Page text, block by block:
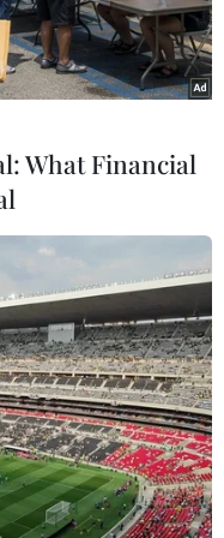
Kuk phát biểu tại
14/10/2019. (Nguồn:
Moon Jae-in
ra mâu thuẫn xã
Tư pháp
What Financial